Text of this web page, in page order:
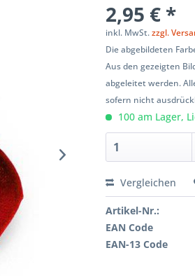
2,95 € *
inkl. MwSt.zzgl.
Die abgebildeten
Aus den gezeigten
abgeleitet werden.
sofern nicht
100 am Lager,
Vergleichen
Artikel-Nr.:
EAN Code
EAN-13 Code